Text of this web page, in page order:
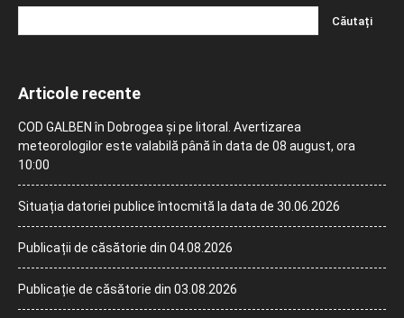
Articole recente
COD GALBEN în Dobrogea și pe litoral. Avertizarea
meteorologilor este valabilă până în data de 08 august, ora
10:00
Situația datoriei publice întocmită la data de 30.06.2026
Publicații de căsătorie din 04.08.2026
Publicație de căsătorie din 03.08.2026